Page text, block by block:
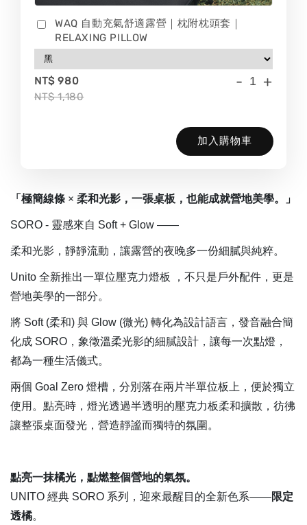
WAQ 自動充氣舒適露營｜枕附枕頭套｜
RELAXING PILLOW
NT$ 980
NT$ 1,180
- +
加入購物車
「極簡線條 × 柔和光影，一張桌板，也能成就營地美學。」
SORO - 靈感來自 Soft + Glow ——
柔和光影，靜靜流動，讓露營的夜晚多一份細膩與純粹。
Unito 全新推出一單位壓克力燈板 ，不只是戶外配件，更是
營地美學的一部分。
將 Soft (柔和) 與 Glow (微光) 轉化為設計語言，發音融合簡
化成 SORO，象徵溫柔光影的細膩設計，讓每一次點燈，
都為一種生活儀式。
兩個 Goal Zero 燈槽，分別落在兩片半單位板上，便於獨立
使用。點亮時，燈光透過半透明的壓克力板柔和擴散，彷彿
讓整張桌面發光，營造靜謐而獨特的氛圍。
點亮一抹橘光，點燃整個營地的氣氛。
UNITO 經典 SORO 系列，迎來最醒目的全新色系——限定
透橘。